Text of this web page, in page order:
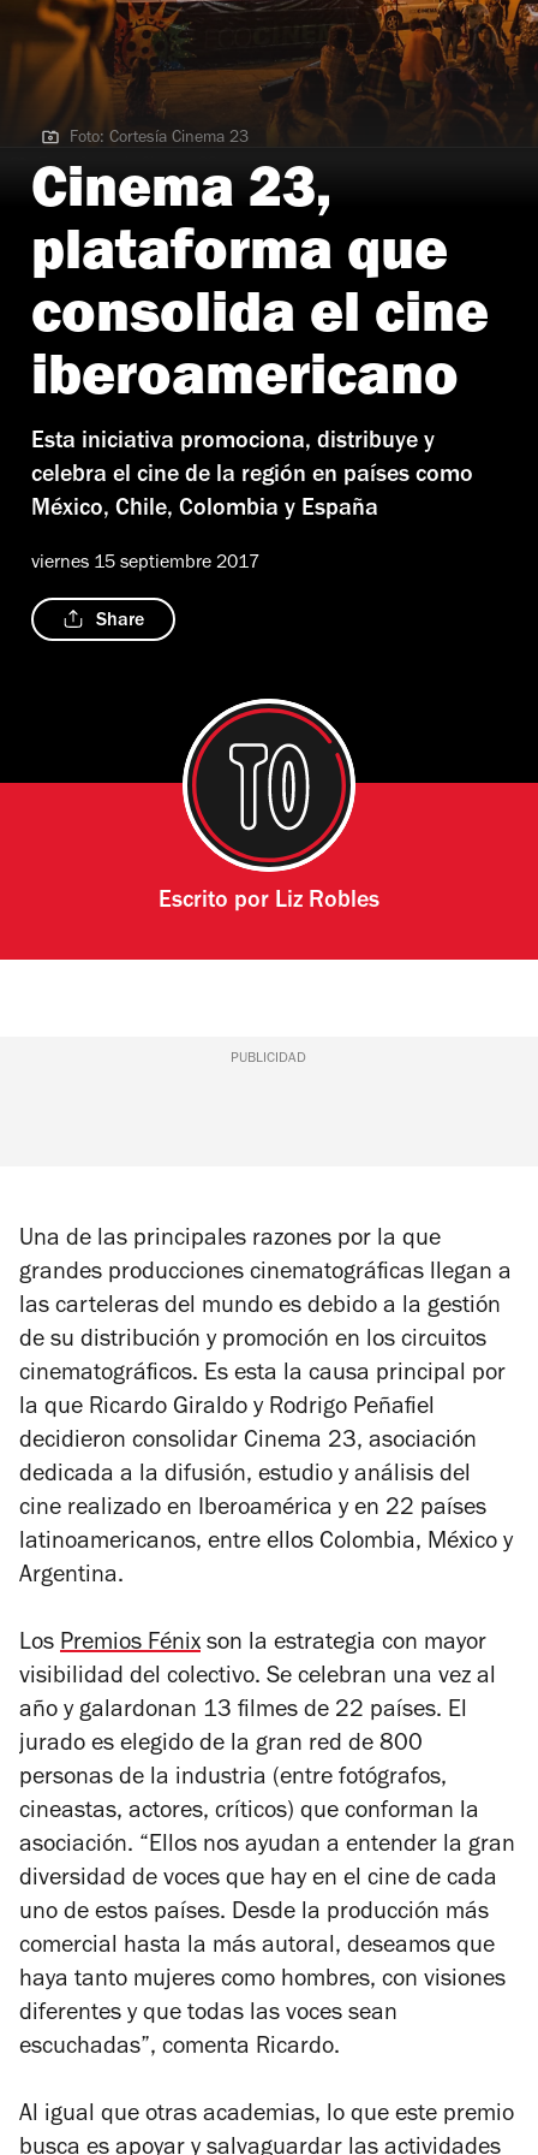
Foto: Cortesía Cinema 23
Foto: Cortesía Cinema 23
Cinema 23,
plataforma que
consolida el cine
iberoamericano
Esta iniciativa promociona, distribuye y
celebra el cine de la región en países como
México, Chile, Colombia y España
viernes 15 septiembre 2017
Share
Escrito por Liz Robles
PUBLICIDAD
Una de las principales razones por la que
grandes producciones cinematográficas llegan a
las carteleras del mundo es debido a la gestión
de su distribución y promoción en los circuitos
cinematográficos. Es esta la causa principal por
la que Ricardo Giraldo y Rodrigo Peñafiel
decidieron consolidar Cinema 23, asociación
dedicada a la difusión, estudio y análisis del
cine realizado en Iberoamérica y en 22 países
latinoamericanos, entre ellos Colombia, México y
Argentina.
Los Premios Fénixson la estrategia con mayor
visibilidad del colectivo. Se celebran una vez al
año y galardonan 13 filmes de 22 países. El
jurado es elegido de la gran red de 800
personas de la industria (entre fotógrafos,
cineastas, actores, críticos) que conforman la
asociación. “Ellos nos ayudan a entender la gran
diversidad de voces que hay en el cine de cada
uno de estos países. Desde la producción más
comercial hasta la más autoral, deseamos que
haya tanto mujeres como hombres, con visiones
diferentes y que todas las voces sean
escuchadas”, comenta Ricardo.
Al igual que otras academias, lo que este premio
busca es apoyar y salvaguardar las actividades